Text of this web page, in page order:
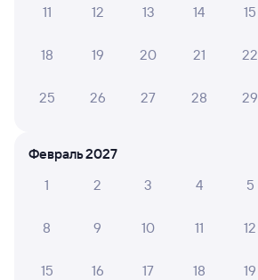
Билеты на поезд Баляга
11 12 13 14 15
18 19 20 21 22
25 26 27 28 29
Февраль 2027
1
2 3 4 5
8 9 10 11 12
15 16 17 18 19